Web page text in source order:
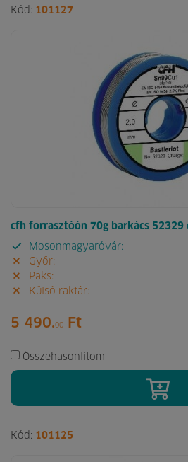
Kód: 101127
cfh forrasztóón 70g barkács 52329
Mosonmagyaróvár:
Győr:
Paks:
Külső raktár:
5 490.00 Ft
Összehasonlítom
Kód: 101125